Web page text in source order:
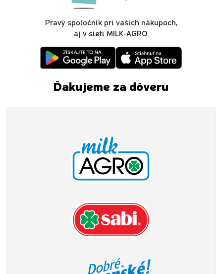
Pravý spoločník pri vašich nákupoch,
aj v sieti MILK-AGRO.
Ďakujeme za dôveru